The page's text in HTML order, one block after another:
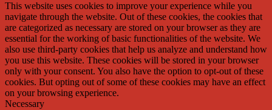
This website uses cookies to improve your experience while you
navigate through the website. Out of these cookies, the cookies that
are categorized as necessary are stored on your browser as they are
essential for the working of basic functionalities of the website. We
also use third-party cookies that help us analyze and understand how
you use this website. These cookies will be stored in your browser
only with your consent. You also have the option to opt-out of these
cookies. But opting out of some of these cookies may have an effect
on your browsing experience.
Necessary